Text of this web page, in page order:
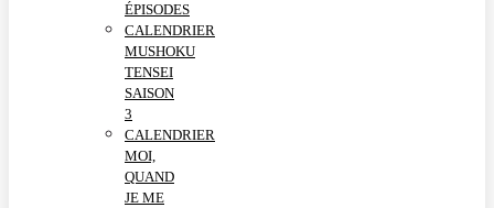
ÉPISODES
CALENDRIER
MUSHOKU
TENSEI
SAISON
3
CALENDRIER
MOI,
QUAND
JE ME